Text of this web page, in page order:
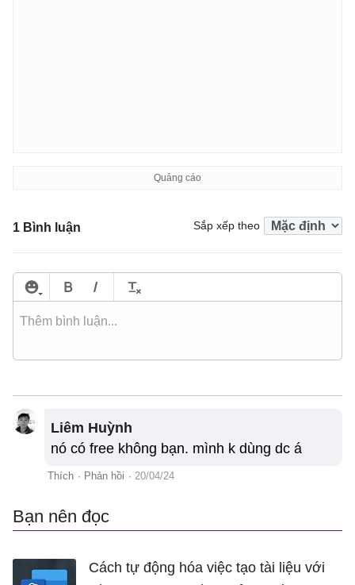
1 Bình luận Sắp xếp theo
Liêm Huỳnh
nó có free không bạn. mình k dùng dc á
Thích · Phản hồi · 20/04/24
Bạn nên đọc
Cách tự động hóa việc tạo tài liệu với